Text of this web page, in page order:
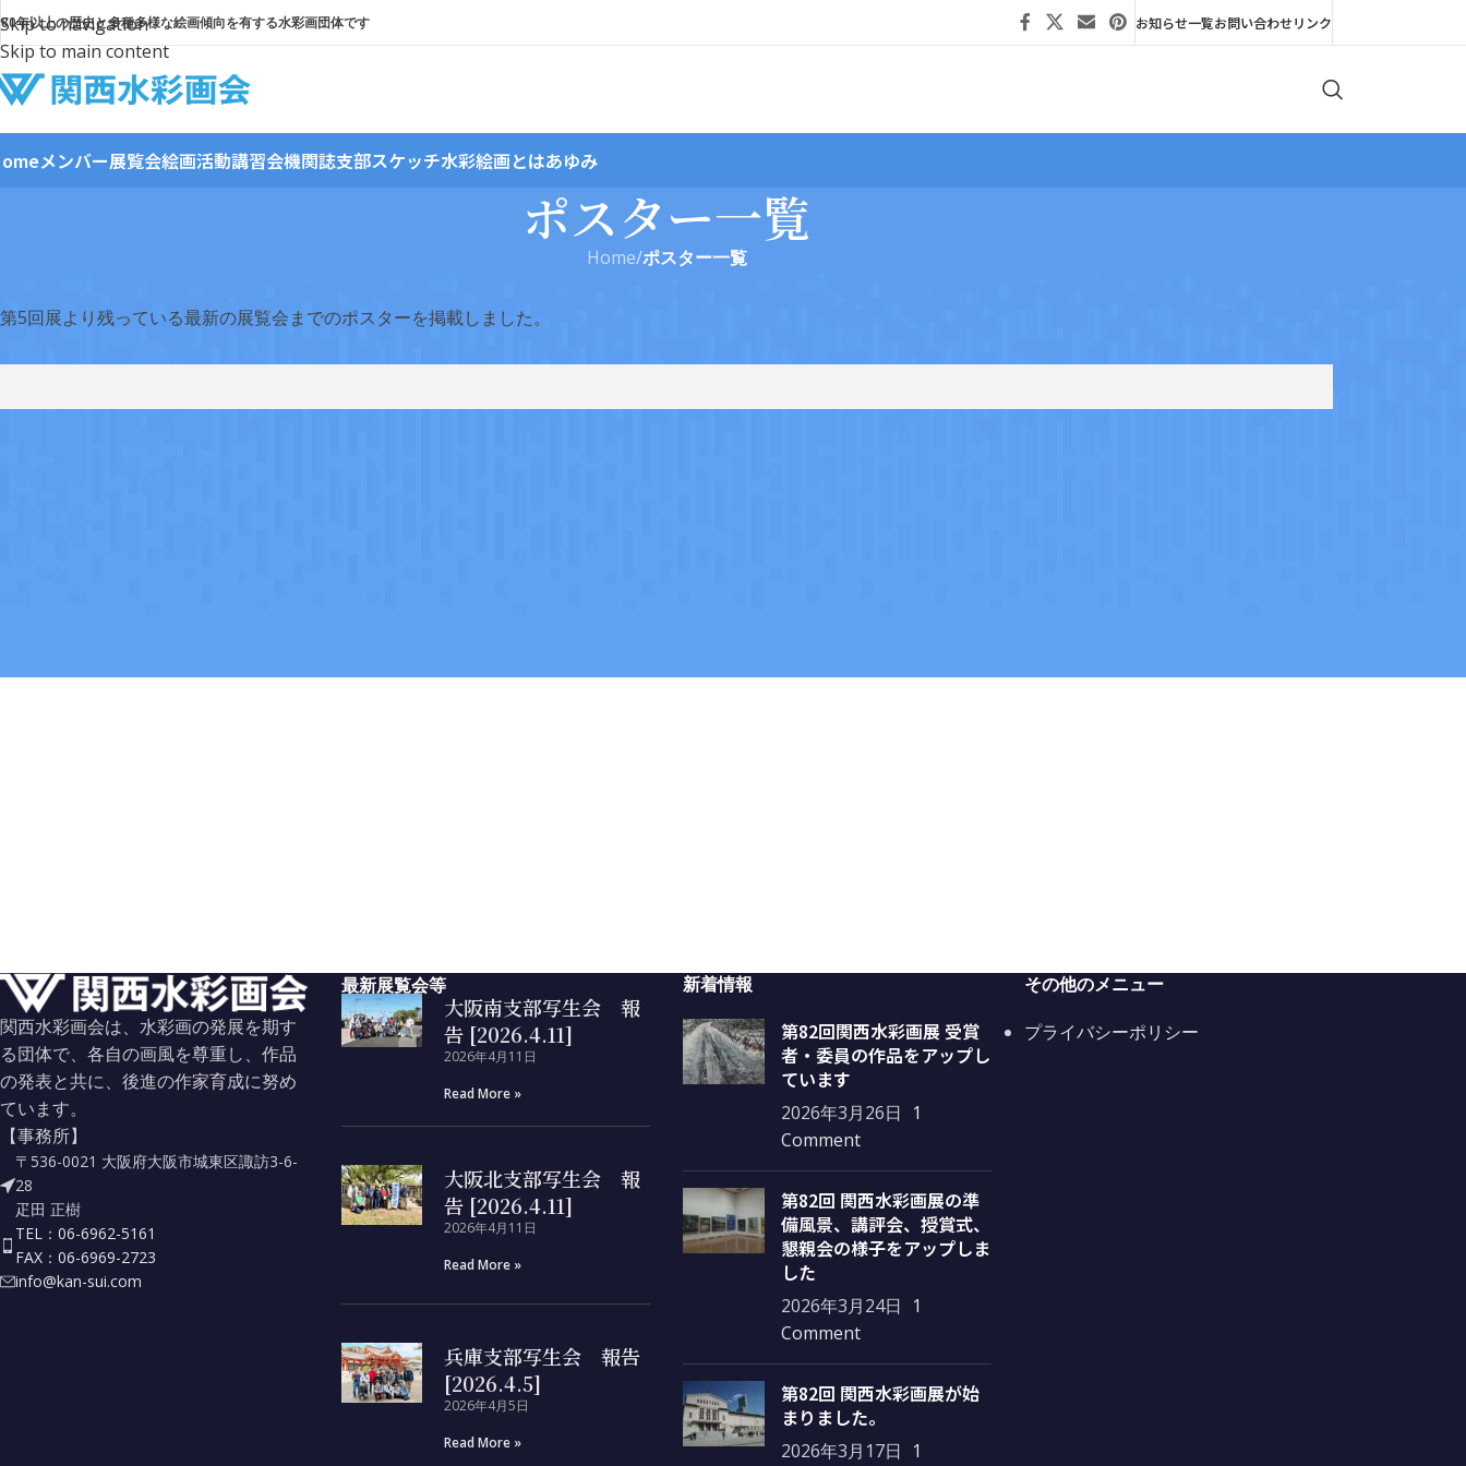
Skip to navigation
Skip to main content
80年以上の歴史と多種多様な絵画傾向を有する水彩画団体です お知らせ一覧お問い合わせリンク
メンバー展覧会絵画活動講習会機関誌支部スケッチ水彩絵画とはあゆみ
ポスター一覧
Home/ポスター一覧
第5回展より残っている最新の展覧会までのポスターを掲載しました。
第80回展2024
第79回展2023
78回展2022
77回展2021
76回展2020
75回展2019
74回展2018
73回展2017
72回展2016
71回展2015
70回展2014
69回展2013
68回展2012
67回展2011
66回展2010
65回展2009
64回展2008
63回展2007
62回展2006
61回展2005
60回展2004
59回展2003
58回展2002
57回展2001
56回展2000
55回展1999
54回展1998
53回展1997
52回展1996
51回展1995
50回展1994
49回展1993
48回展1992
47回展1991
46回展1990
45回展1989
44回展1988
43回展1987
42回展1986
42回展 選抜展1986
41回展1985
40回展1984
39回展1983
38回展1982
37回展1981
36回展1980
35回展1979
34回展1978
33回展1977
32回展1976
31回展1975
30回展1974
29回展1973
28回展1972
27回展1971
26回展1970
25回展1969
24回展1968
23回展1967
22回展1966
7回展（第7回現代日本水彩画展）1961
5回展（第5回全日本水彩画展）1959
関西水彩画会は、水彩画の発展を期す
る団体で、各自の画風を尊重し、作品
の発表と共に、後進の作家育成に努め
ています。
【事務所】
〒536-0021 大阪府大阪市城東区諏訪3-6-
28
疋田 正樹
TEL：06-6962-5161
FAX：06-6969-2723
info@kan-sui.com
最新展覧会等
大阪南支部写生会 報
告 [2026.4.11]
2026年4月11日
Read More »
大阪北支部写生会 報
告 [2026.4.11]
2026年4月11日
Read More »
兵庫支部写生会 報告
[2026.4.5]
2026年4月5日
Read More »
新着情報
第82回関西水彩画展 受賞
者・委員の作品をアップし
ています
2026年3月26日 1
Comment
第82回 関西水彩画展の準
備風景、講評会、授賞式、
懇親会の様子をアップしま
した
2026年3月24日 1
Comment
第82回 関西水彩画展が始
まりました。
2026年3月17日 1
その他のメニュー
プライバシーポリシー